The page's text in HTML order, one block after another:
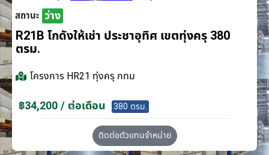
สถานะ ว่าง
R21B โกดังให้เช่า ประชาอุทิศ เขตทุ่งครุ 380
ตรม.
โครงการ HR21 ทุ่งครุ กทม
฿34,200 / ต่อเดือน 380 ตรม.
ติดต่อตัวแทนจำหน่าย